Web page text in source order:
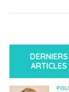
DERNIERS
ARTICLES